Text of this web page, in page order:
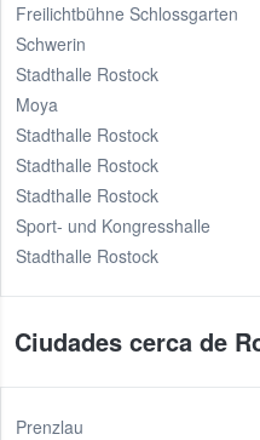
Freilichtbühne Schlossgarten
Schwerin
Stadthalle Rostock
Moya
Stadthalle Rostock
Stadthalle Rostock
Stadthalle Rostock
Sport- und Kongresshalle
Stadthalle Rostock
Ciudades cerca de
Prenzlau